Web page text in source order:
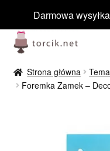
Darmowa
Przejdź
do
nawigacji
Przejdź
do
treści
Jadalne
Barwniki spożywcze
Strona główna
Foremka Zamek –